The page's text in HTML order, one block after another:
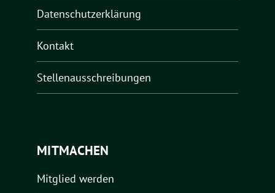
Datenschutzerklärung
Kontakt
Stellenausschreibungen
MITMACHEN
Mitglied werden